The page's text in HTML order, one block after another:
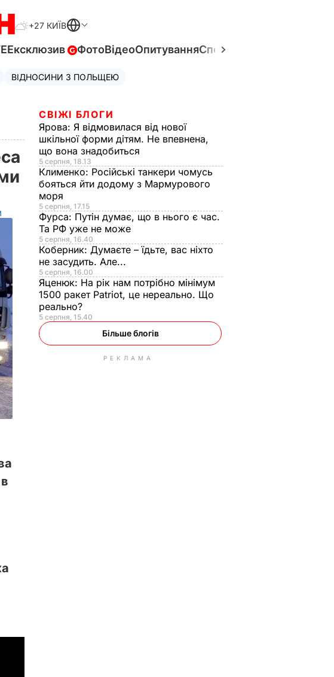
+27 КИЇВ
Ексклюзив ФотоВідеоОпитуванняСпецпроєкти
ВІДНОСИНИ З ПОЛЬЩЕЮ
СВІЖІ БЛОГИ
Ярова: Я відмовилася від нової
шкільної форми дітям. Не впевнена,
що вона знадобиться
5 серпня, 18.13
Клименко: Російські танкери чомусь
бояться йти додому з Мармурового
моря
5 серпня, 17.15
Фурса: Путін думає, що в нього є час.
Та РФ уже не може
5 серпня, 16.40
Коберник: Думаєте – їдьте, вас ніхто
не засудить. Але...
5 серпня, 16.00
Яценюк: На рік нам потрібно мінімум
1500 ракет Patriot, це нереально. Що
реально?
5 серпня, 15.40
Більше блогів
РЕКЛАМА